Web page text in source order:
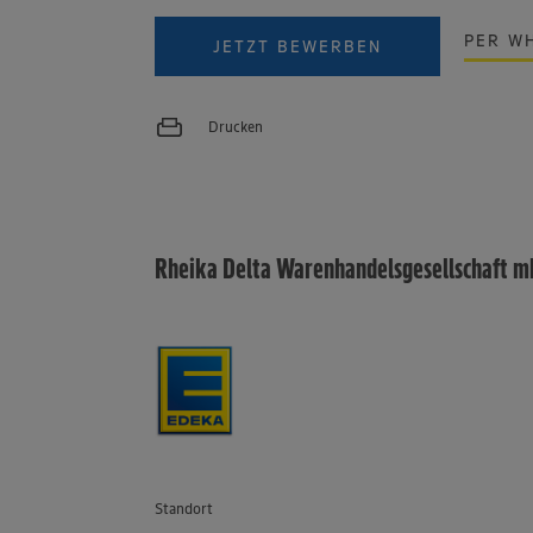
JETZT BEWERBEN PER
Drucken
Rheika Delta Warenhandelsgesellschaft
Standort